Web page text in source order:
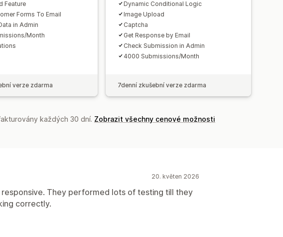
Feature
Forms To Email
in Admin
Month
verze zdarma
Dynamic Conditional Logic
Image Upload
Captcha
Get Response by Email
Check Submission in Admin
4000 Submissions/Month
7denní zkušební verze zdarma
každých 30 dní. Zobrazit všechny cenové možnosti
20. květen 2026
responsive. They performed lots of testing till they
correctly.